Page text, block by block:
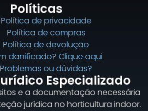
Políticas
Política de privacidade
Política de compras
Política de devolução
danificado? Clique aqui
Problemas ou dúvidas?
Especializado
e a documentação necessária
jurídica no horticultura indoor.